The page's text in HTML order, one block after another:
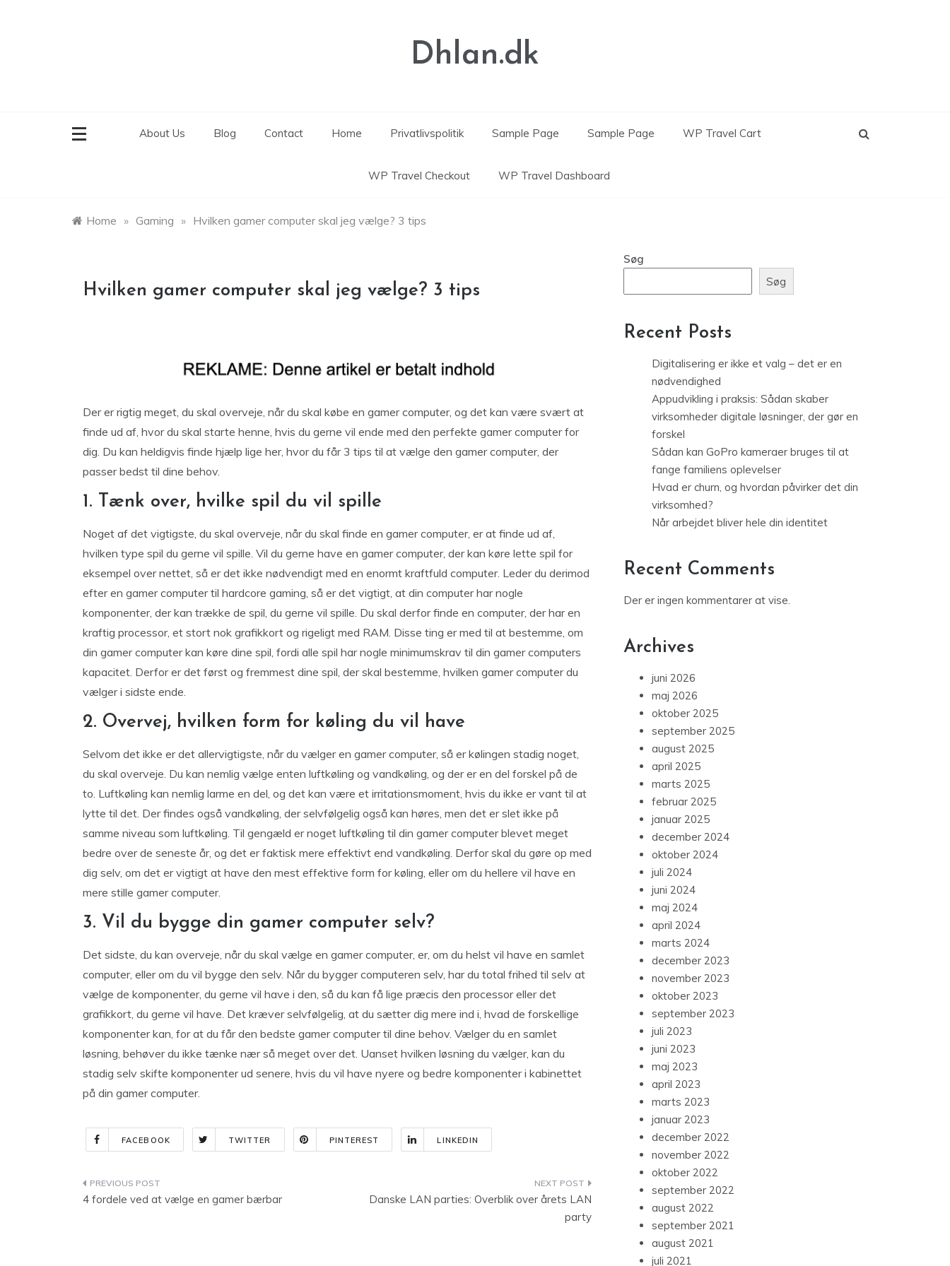
Dhlan.dk
About Us Blog Contact Home Privatlivspolitik Sample Page Sample Page WP Travel Cart
WP Travel Checkout WP Travel Dashboard
Home » Gaming » Hvilken gamer computer skal jeg vælge? 3 tips
Hvilken gamer computer skal jeg vælge? 3 tips
Der er rigtig meget, du skal overveje, når du skal købe en gamer computer, og det kan være svært at
finde ud af, hvor du skal starte henne, hvis du gerne vil ende med den perfekte gamer computer for
dig. Du kan heldigvis finde hjælp lige her, hvor du får 3 tips til at vælge den gamer computer, der
passer bedst til dine behov.
1. Tænk over, hvilke spil du vil spille
Noget af det vigtigste, du skal overveje, når du skal finde en gamer computer, er at finde ud af,
hvilken type spil du gerne vil spille. Vil du gerne have en gamer computer, der kan køre lette spil for
eksempel over nettet, så er det ikke nødvendigt med en enormt kraftfuld computer. Leder du derimod
efter en gamer computer til hardcore gaming, så er det vigtigt, at din computer har nogle
komponenter, der kan trække de spil, du gerne vil spille. Du skal derfor finde en computer, der har en
kraftig processor, et stort nok grafikkort og rigeligt med RAM. Disse ting er med til at bestemme, om
din gamer computer kan køre dine spil, fordi alle spil har nogle minimumskrav til din gamer computers
kapacitet. Derfor er det først og fremmest dine spil, der skal bestemme, hvilken gamer computer du
vælger i sidste ende.
2. Overvej, hvilken form for køling du vil have
Selvom det ikke er det allervigtigste, når du vælger en gamer computer, så er kølingen stadig noget,
du skal overveje. Du kan nemlig vælge enten luftkøling og vandkøling, og der er en del forskel på de
to. Luftkøling kan nemlig larme en del, og det kan være et irritationsmoment, hvis du ikke er vant til at
lytte til det. Der findes også vandkøling, der selvfølgelig også kan høres, men det er slet ikke på
samme niveau som luftkøling. Til gengæld er noget luftkøling til din gamer computer blevet meget
bedre over de seneste år, og det er faktisk mere effektivt end vandkøling. Derfor skal du gøre op med
dig selv, om det er vigtigt at have den mest effektive form for køling, eller om du hellere vil have en
mere stille gamer computer.
3. Vil du bygge din gamer computer selv?
Det sidste, du kan overveje, når du skal vælge en gamer computer, er, om du helst vil have en samlet
computer, eller om du vil bygge den selv. Når du bygger computeren selv, har du total frihed til selv at
vælge de komponenter, du gerne vil have i den, så du kan få lige præcis den processor eller det
grafikkort, du gerne vil have. Det kræver selvfølgelig, at du sætter dig mere ind i, hvad de forskellige
komponenter kan, for at du får den bedste gamer computer til dine behov. Vælger du en samlet
løsning, behøver du ikke tænke nær så meget over det. Uanset hvilken løsning du vælger, kan du
stadig selv skifte komponenter ud senere, hvis du vil have nyere og bedre komponenter i kabinettet
på din gamer computer.
FACEBOOK TWITTER PINTEREST LINKEDIN
Indlægsnavigation
4 fordele ved at vælge en gamer bærbar
Danske LAN parties: Overblik over årets LAN
party
Søg
Søg
Recent Posts
Digitalisering er ikke et valg – det er en
nødvendighed
Appudvikling i praksis: Sådan skaber
virksomheder digitale løsninger, der gør en
forskel
Sådan kan GoPro kameraer bruges til at
fange familiens oplevelser
Hvad er churn, og hvordan påvirker det din
virksomhed?
Når arbejdet bliver hele din identitet
Recent Comments
Der er ingen kommentarer at vise.
Archives
juni 2026
maj 2026
oktober 2025
september 2025
august 2025
april 2025
marts 2025
februar 2025
januar 2025
december 2024
oktober 2024
juli 2024
juni 2024
maj 2024
april 2024
marts 2024
december 2023
november 2023
oktober 2023
september 2023
juli 2023
juni 2023
maj 2023
april 2023
marts 2023
januar 2023
december 2022
november 2022
oktober 2022
september 2022
august 2022
september 2021
august 2021
juli 2021